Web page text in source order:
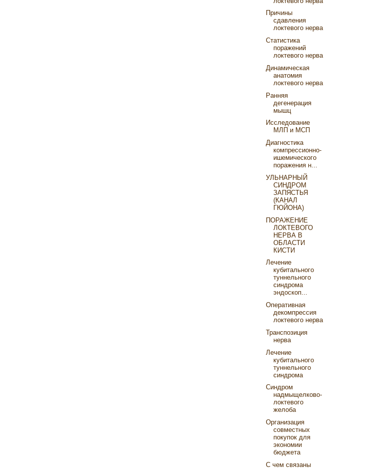
Причины
сдавления
локтевого нерва
Статистика
поражений
локтевого нерва
Динамическая
анатомия
локтевого нерва
Ранняя
дегенерация
мышц
Исследование
МЛП и МСП
Диагностика
компрессионно-
ишемического
поражения н...
УЛЬНАРНЫЙ
СИНДРОМ
ЗАПЯСТЬЯ
(КАНАЛ
ГЮЙОНА)
ПОРАЖЕНИЕ
ЛОКТЕВОГО
НЕРВА В
ОБЛАСТИ
КИСТИ
Лечение
кубитального
туннельного
синдрома
эндоскоп...
Оперативная
декомпрессия
локтевого нерва
Транспозиция
нерва
Лечение
кубитального
туннельного
синдрома
Cиндром
надмыщелково-
локтевого
желоба
Организация
совместных
покупок для
экономии
бюджета
С чем связаны